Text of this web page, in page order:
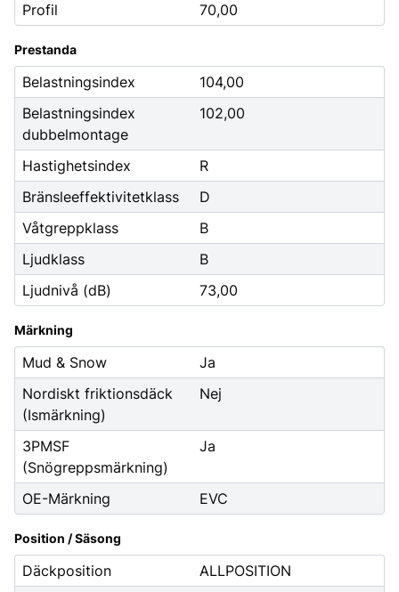
Profil
70,00
Prestanda
Belastningsindex
104,00
Belastningsindex
dubbelmontage
102,00
Hastighetsindex
R
Bränsleeffektivitetklass
D
Våtgreppklass
B
Ljudklass
B
Ljudnivå (dB)
73,00
Märkning
Mud & Snow
Ja
Nordiskt friktionsdäck
(Ismärkning)
Nej
3PMSF
(Snögreppsmärkning)
Ja
OE-Märkning EVC
Position / Säsong
Däckposition
ALLPOSITION